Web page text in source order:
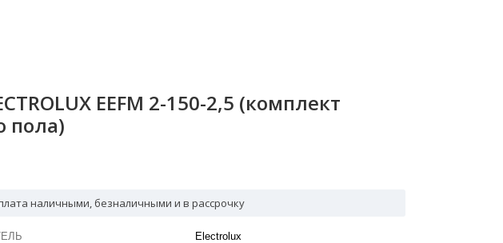
EEFM 2-150-2,5 (комплект
пола)
наличными, безналичными и в рассрочку
Electrolux